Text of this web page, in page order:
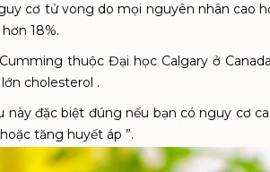
cơ tử vong do mọi nguyên nhân cao
18%.
thuộc Đại học Calgary ở
cholesterol .
đặc biệt đúng nếu bạn có nguy cơ
tăng huyết áp ”.